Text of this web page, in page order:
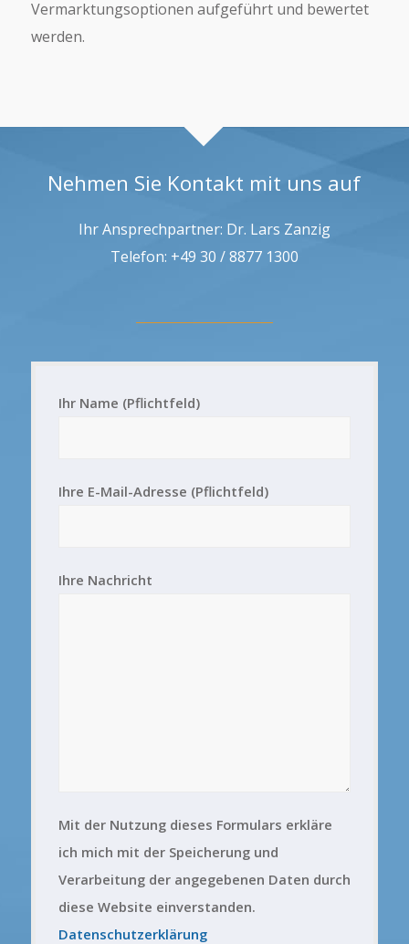
Vermarktungsoptionen aufgeführt und bewertet
werden.
Nehmen Sie Kontakt mit uns auf
Ihr Ansprechpartner: Dr. Lars Zanzig
Telefon: +49 30 / 8877 1300
Ihr Name (Pflichtfeld)
Ihre E-Mail-Adresse (Pflichtfeld)
Ihre Nachricht
Mit der Nutzung dieses Formulars erkläre
ich mich mit der Speicherung und
Verarbeitung der angegebenen Daten durch
diese Website einverstanden.
Datenschutzerklärung